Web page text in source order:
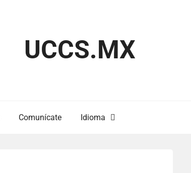
UCCS.MX
Comunícate Idioma